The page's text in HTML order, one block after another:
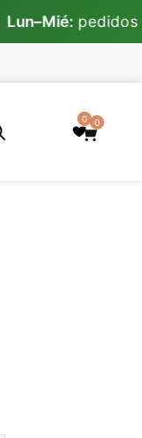
pedidos con
0 0